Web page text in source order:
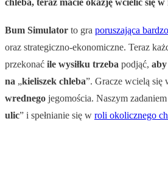
chleba, teraz macie okazję wcielić się w
Bum Simulator to gra poruszająca
oraz strategiczno-ekonomiczne. Teraz
przekonać ile wysiłku trzeba podjąć, aby
na „kieliszek chleba”. Gracze wcielą się
wrednego jegomościa. Naszym
ulic” i spełnianie się w roli okolicznego